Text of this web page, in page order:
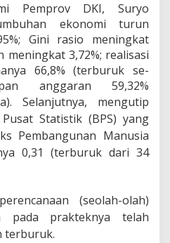
Pemprov DKI, Suryo
ekonomi turun
Gini rasio meningkat
meningkat 3,72%; realisasi
66,8% (terburuk se-
anggaran 59,32%
Selanjutnya, mengutip
Statistik (BPS) yang
Pembangunan Manusia
0,31 (terburuk dari 34
(seolah-olah)
pada prakteknya telah
terburuk.